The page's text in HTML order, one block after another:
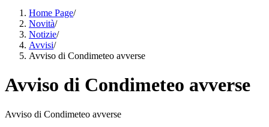
Home Page/
Novità/
Notizie/
Avvisi/
Avviso di Condimeteo avverse
Avviso di Condimeteo avverse
Avviso di Condimeteo avverse